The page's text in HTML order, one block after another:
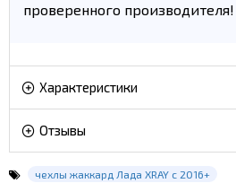
проверенного производителя!
Характеристики
Отзывы
чехлы жаккард Лада XRAY с 2016+